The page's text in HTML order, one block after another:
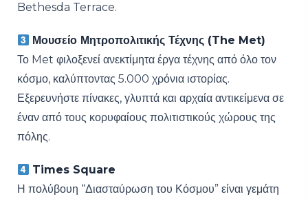
Bethesda Terrace.
Μουσείο Μητροπολιτικής Τέχνης (The Met)
Το Met φιλοξενεί ανεκτίμητα έργα τέχνης από όλο τον
κόσμο, καλύπτοντας 5.000 χρόνια ιστορίας.
Εξερευνήστε πίνακες, γλυπτά και αρχαία αντικείμενα σε
έναν από τους κορυφαίους πολιτιστικούς χώρους της
πόλης.
Times Square
Η πολύβουη “Διασταύρωση του Κόσμου” είναι γεμάτη